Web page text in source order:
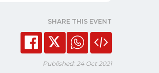
SHARE THIS EVENT
Published: 24 Oct 2021